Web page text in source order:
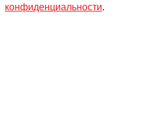
конфиденциальности.